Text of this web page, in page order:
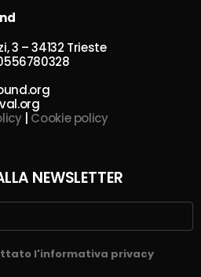
3 – 34132 Trieste
| Cookie policy
NEWSLETTER
l'informativa privacy